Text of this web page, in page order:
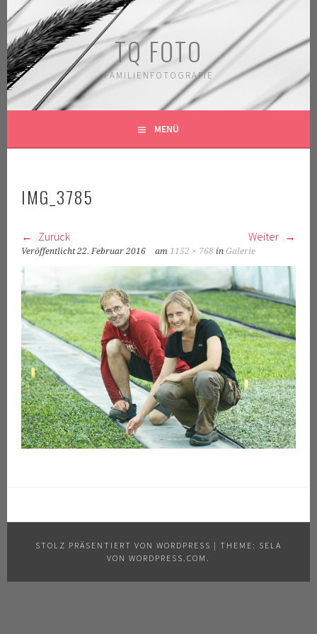
Springe
zum
Inhalt
TQ FOTO
FAMILIENFOTOGRAFIE
MENÜ
IMG_3785
Zurück Weiter
Veröffentlicht22. Februar 2016 am 1152 × 768 inGalerie
STOLZ PRÄSENTIERT VON WORDPRESS | THEME: SELA
VON WORDPRESS.COM .